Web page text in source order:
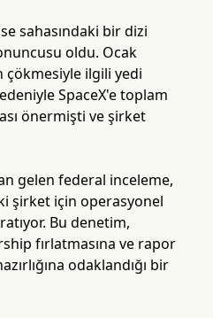
sahasındaki bir dizi
oldu. Ocak
çökmesiyle ilgili yedi
SpaceX'e toplam
önermişti ve şirket
gelen federal inceleme,
şirket için operasyonel
Bu denetim,
fırlatmasına ve rapor
odaklandığı bir